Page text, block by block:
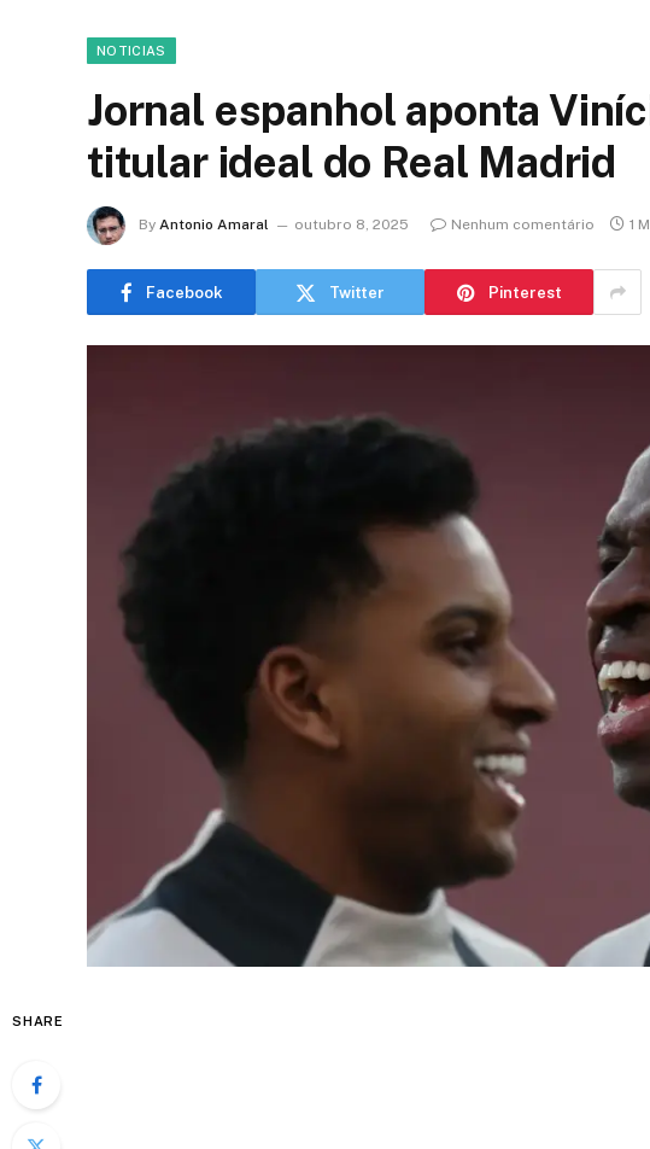
NOTICIAS
Jornal espanhol aponta
titular ideal do Real Madrid
By Antonio Amaral outubro 8, 2025 Nenhum comentário 1
Facebook Twitter Pinterest
SHARE